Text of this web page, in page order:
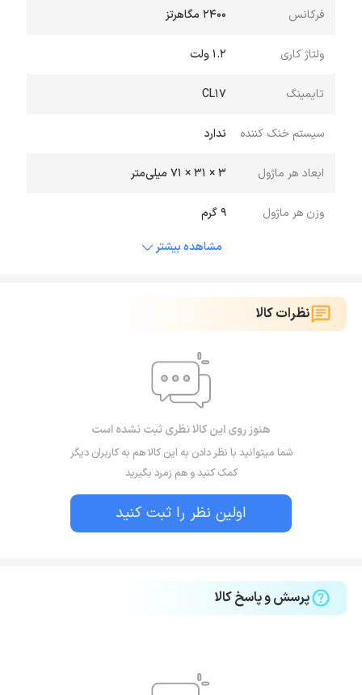
فرکانس 2400 مگاهرتز
ولتاژ کاری 1.2 ولت
تایمینگ CL17
سیستم خنک کننده ندارد
ابعاد هر ماژول 3 × 31 × 71 میلی‌متر
وزن هر ماژول
9 گرم
مشاهده بیشتر
نظرات کالا
هنوز روی این کالا نظری ثبت نشده است
شما میتوانید با نظر دادن به این کالا هم به کاربران دیگر
کمک کنید و هم زمرد بگیرید
اولین نظر را ثبت کنید
پرسش و پاسخ کالا